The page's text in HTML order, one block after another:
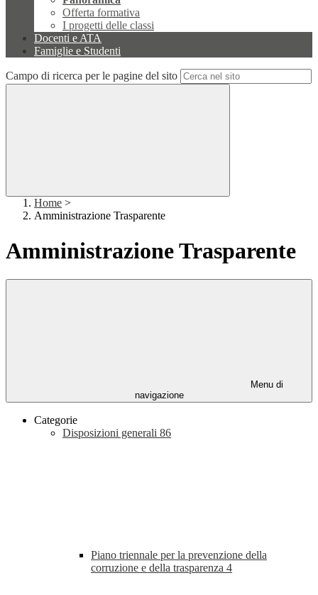
Offerta formativa
I progetti delle classi
Docenti e ATA
Famiglie e Studenti
Campo di ricerca per le pagine del sito
Home >
Amministrazione Trasparente
Amministrazione Trasparente
Menu di
navigazione
Categorie
Disposizioni generali 86
Piano triennale per la prevenzione della
corruzione e della trasparenza 4